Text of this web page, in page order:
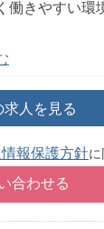
働きやすい環
求人を見る
報保護方針